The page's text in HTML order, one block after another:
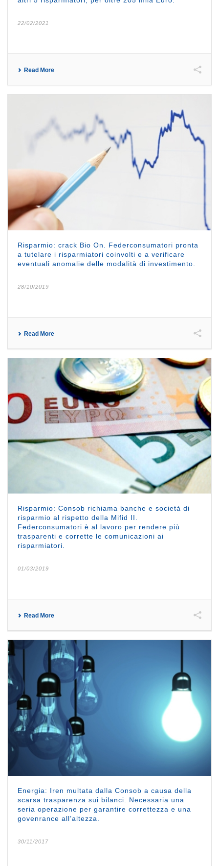
22/02/2021
Read More
Risparmio: crack Bio On. Federconsumatori pronta
a tutelare i risparmiatori coinvolti e a verificare
eventuali anomalie delle modalità di investimento.
28/10/2019
Read More
Risparmio: Consob richiama banche e società di
risparmio al rispetto della Mifid II.
Federconsumatori è al lavoro per rendere più
trasparenti e corrette le comunicazioni ai
risparmiatori.
01/03/2019
Read More
Energia: Iren multata dalla Consob a causa della
scarsa trasparenza sui bilanci. Necessaria una
seria operazione per garantire correttezza e una
govenrance all’altezza.
30/11/2017